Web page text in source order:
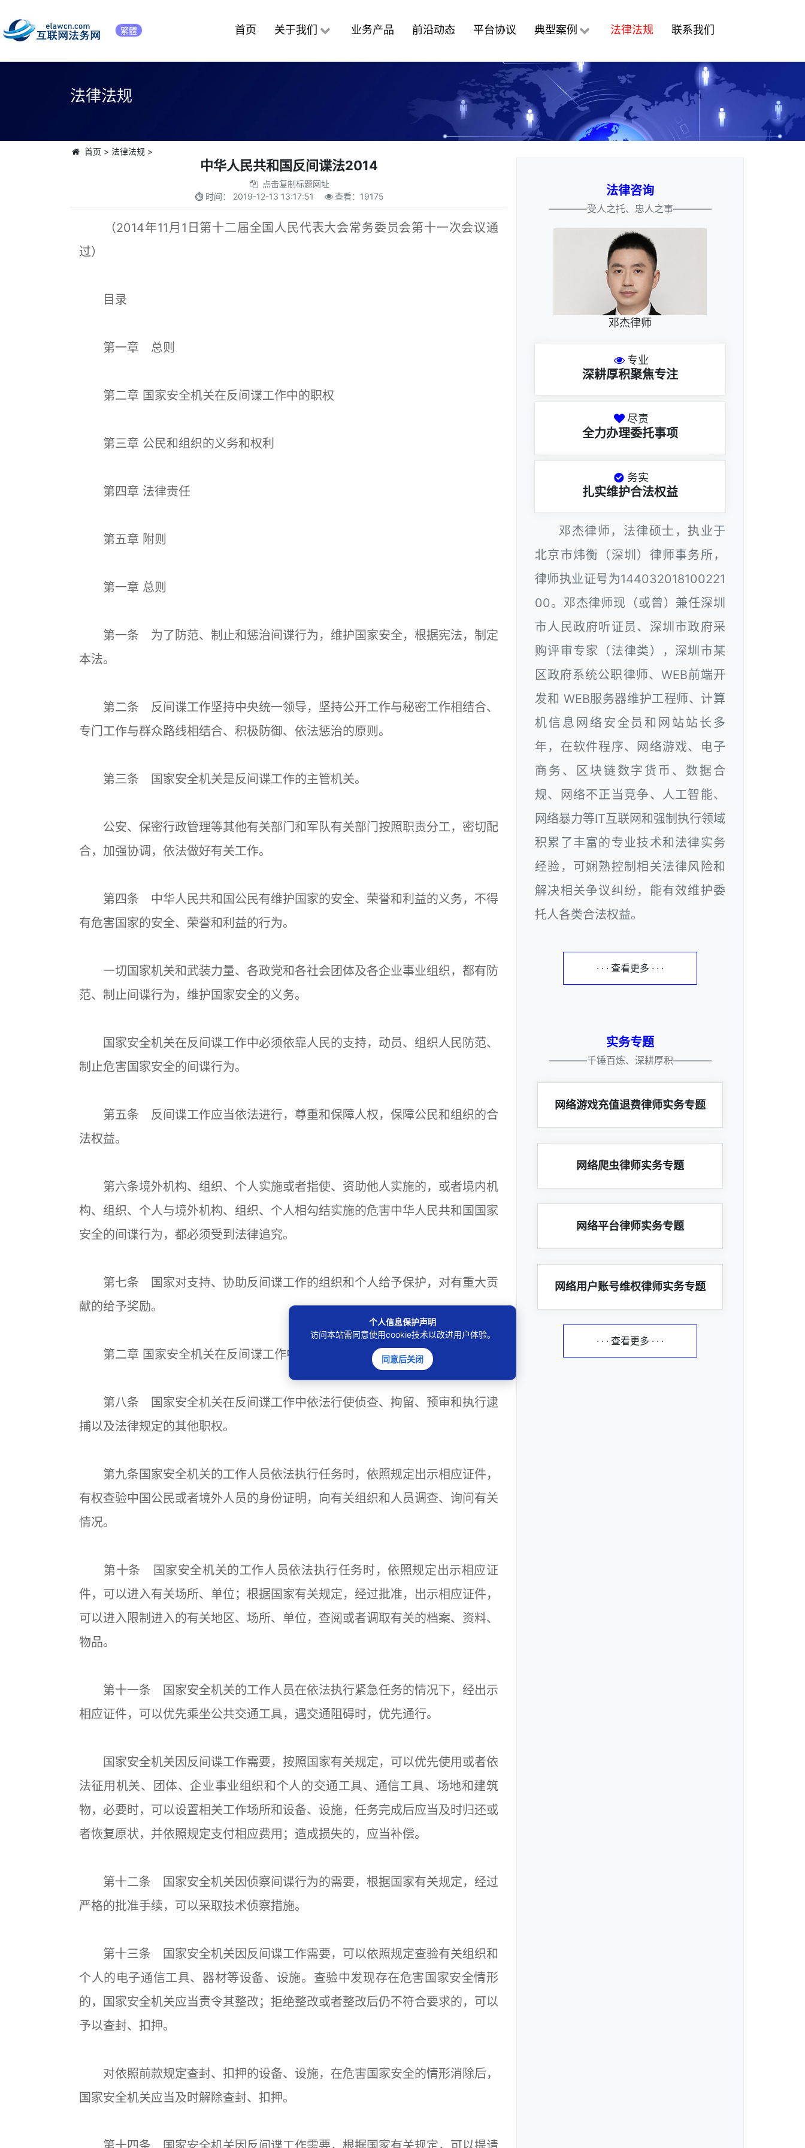
繁體 首页 关于我们 业务产品 前沿动态 平台协议 典型案例 法律法规 联系我们
法律法规
首页 > 法律法规 >
中华人民共和国反间谍法2014
点击复制标题网址
时间： 2019-12-13 13:17:51 查看： 19175
（2014年11月1日第十二届全国人民代表大会常务委员会第十一次会议通
过）
目录
第一章 总则
第二章 国家安全机关在反间谍工作中的职权
第三章 公民和组织的义务和权利
第四章 法律责任
第五章 附则
第一章 总则
第一条 为了防范、制止和惩治间谍行为，维护国家安全，根据宪法，制定
本法。
第二条 反间谍工作坚持中央统一领导，坚持公开工作与秘密工作相结合、
专门工作与群众路线相结合、积极防御、依法惩治的原则。
第三条 国家安全机关是反间谍工作的主管机关。
公安、保密行政管理等其他有关部门和军队有关部门按照职责分工，密切配
合，加强协调，依法做好有关工作。
第四条 中华人民共和国公民有维护国家的安全、荣誉和利益的义务，不得
有危害国家的安全、荣誉和利益的行为。
一切国家机关和武装力量、各政党和各社会团体及各企业事业组织，都有防
范、制止间谍行为，维护国家安全的义务。
国家安全机关在反间谍工作中必须依靠人民的支持，动员、组织人民防范、
制止危害国家安全的间谍行为。
第五条 反间谍工作应当依法进行，尊重和保障人权，保障公民和组织的合
法权益。
第六条境外机构、组织、个人实施或者指使、资助他人实施的，或者境内机
构、组织、个人与境外机构、组织、个人相勾结实施的危害中华人民共和国国家
安全的间谍行为，都必须受到法律追究。
第七条 国家对支持、协助反间谍工作的组织和个人给予保护，对有重大贡
献的给予奖励。
第二章 国家安全机关在反间谍工作中的职权
第八条 国家安全机关在反间谍工作中依法行使侦查、拘留、预审和执行逮
捕以及法律规定的其他职权。
第九条国家安全机关的工作人员依法执行任务时，依照规定出示相应证件，
有权查验中国公民或者境外人员的身份证明，向有关组织和人员调查、询问有关
情况。
第十条 国家安全机关的工作人员依法执行任务时，依照规定出示相应证
件，可以进入有关场所、单位；根据国家有关规定，经过批准，出示相应证件，
可以进入限制进入的有关地区、场所、单位，查阅或者调取有关的档案、资料、
物品。
第十一条 国家安全机关的工作人员在依法执行紧急任务的情况下，经出示
相应证件，可以优先乘坐公共交通工具，遇交通阻碍时，优先通行。
国家安全机关因反间谍工作需要，按照国家有关规定，可以优先使用或者依
法征用机关、团体、企业事业组织和个人的交通工具、通信工具、场地和建筑
物，必要时，可以设置相关工作场所和设备、设施，任务完成后应当及时归还或
者恢复原状，并依照规定支付相应费用；造成损失的，应当补偿。
第十二条 国家安全机关因侦察间谍行为的需要，根据国家有关规定，经过
严格的批准手续，可以采取技术侦察措施。
第十三条 国家安全机关因反间谍工作需要，可以依照规定查验有关组织和
个人的电子通信工具、器材等设备、设施。查验中发现存在危害国家安全情形
的，国家安全机关应当责令其整改；拒绝整改或者整改后仍不符合要求的，可以
予以查封、扣押。
对依照前款规定查封、扣押的设备、设施，在危害国家安全的情形消除后，
国家安全机关应当及时解除查封、扣押。
法律咨询
————受人之托、忠人之事————
邓杰律师
专业
深耕厚积聚焦专注
尽责
全力办理委托事项
务实
扎实维护合法权益
邓杰律师，法律硕士，执业于
北京市炜衡（深圳）律师事务所，
律师执业证号为144032018100221
00。邓杰律师现（或曾）兼任深圳
市人民政府听证员、深圳市政府采
购评审专家（法律类），深圳市某
区政府系统公职律师、WEB前端开
发和 WEB服务器维护工程师、计算
机信息网络安全员和网站站长多
年，在软件程序、网络游戏、电子
商务、区块链数字货币、数据合
规、网络不正当竞争、人工智能、
网络暴力等IT互联网和强制执行领域
积累了丰富的专业技术和法律实务
经验，可娴熟控制相关法律风险和
解决相关争议纠纷，能有效维护委
托人各类合法权益。
· · · 查看更多 · · ·
实务专题
————千锤百炼、深耕厚积————
网络游戏充值退费律师实务专题
网络爬虫律师实务专题
网络平台律师实务专题
网络用户账号维权律师实务专题
· · · 查看更多 · · ·
个人信息保护声明
访问本站需同意使用cookie技术以改进用户体验。
同意后关闭